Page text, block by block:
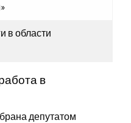
в области
в
депутатом